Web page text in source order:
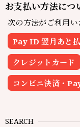
お支払い方法につ
次の方法がご利用い
Pay ID 翌月あと
クレジットカード
コンビニ決済・
SEARCH